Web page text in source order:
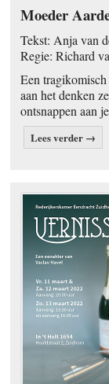
Moeder
Tekst: Anja van
Regie: Richard
Een
aan het denken
ontsnappen aan
Lees verder →